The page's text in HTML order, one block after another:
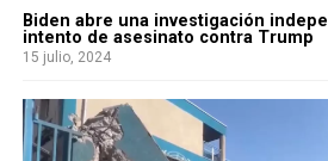
Biden abre una investigación
intento de asesinato contra Trump
15 julio, 2024